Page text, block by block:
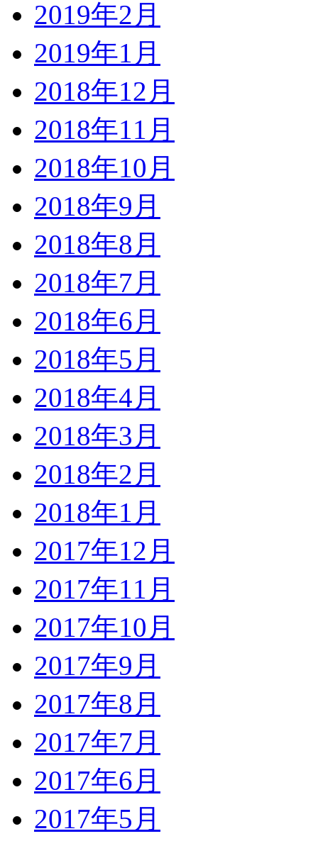
2019年2月
2019年1月
2018年12月
2018年11月
2018年10月
2018年9月
2018年8月
2018年7月
2018年6月
2018年5月
2018年4月
2018年3月
2018年2月
2018年1月
2017年12月
2017年11月
2017年10月
2017年9月
2017年8月
2017年7月
2017年6月
2017年5月